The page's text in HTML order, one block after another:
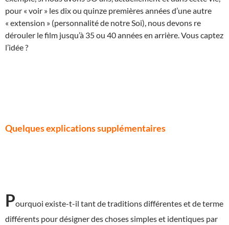
pour « voir » les dix ou quinze premières années d’une autre
« extension » (personnalité de notre Soi), nous devons re
dérouler le film jusqu’à 35 ou 40 années en arrière. Vous captez
l’idée ?
Quelques explications supplémentaires
Pourquoi existe-t-il tant de traditions différentes et de terme
différents pour désigner des choses simples et identiques par